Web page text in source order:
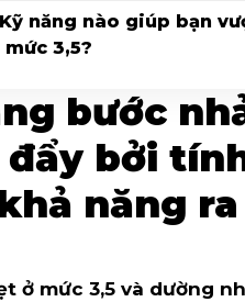
Kỹ năng nào giúp bạn
mức 3,5?
bước
đẩy bởi
năng ra
ở mức 3,5 và dường